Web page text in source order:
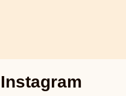
Instagram